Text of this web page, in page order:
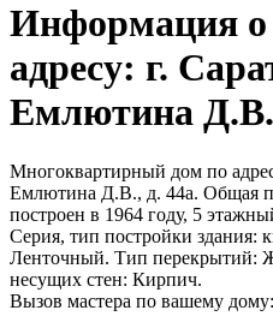
Информация о
адресу: г.
Емлютина
Многоквартирный дом по
Емлютина Д.В., д. 44а. Общая
построен в 1964 году, 5
Серия, тип постройки здания:
Ленточный. Тип перекрытий:
несущих стен: Кирпич.
Вызов мастера по вашему дому: